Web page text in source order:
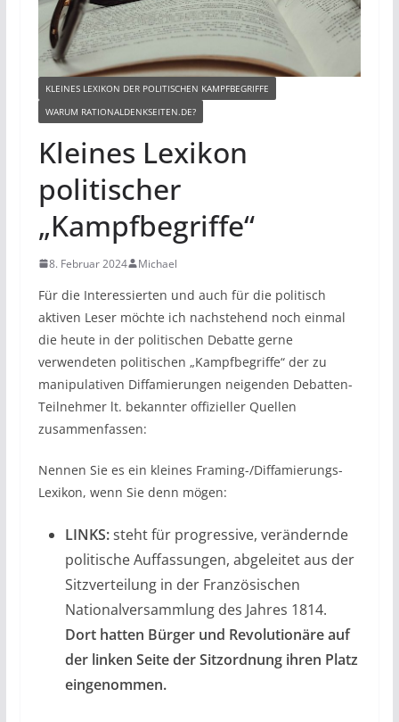
KLEINES LEXIKON DER POLITISCHEN KAMPFBEGRIFFE
WARUM RATIONALDENKSEITEN.DE?
Kleines Lexikon
politischer
„Kampfbegriffe“
8. Februar 2024 Michael
Für die Interessierten und auch für die politisch
aktiven Leser möchte ich nachstehend noch einmal
die heute in der politischen Debatte gerne
verwendeten politischen „Kampfbegriffe“ der zu
manipulativen Diffamierungen neigenden Debatten-
Teilnehmer lt. bekannter offizieller Quellen
zusammenfassen:
Nennen Sie es ein kleines Framing-/Diffamierungs-
Lexikon, wenn Sie denn mögen:
LINKS:steht für progressive, verändernde
politische Auffassungen, abgeleitet aus der
Sitzverteilung in der Französischen
Nationalversammlung des Jahres 1814.
Dort hatten Bürger und Revolutionäre auf
der linken Seite der Sitzordnung ihren Platz
eingenommen.